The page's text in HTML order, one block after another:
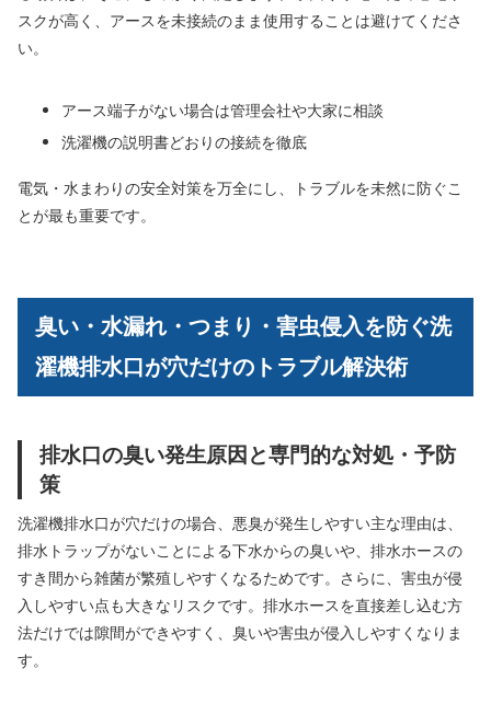
スクが高く、アースを未接続のまま使用することは避けてくださ
い。
アース端子がない場合は管理会社や大家に相談
洗濯機の説明書どおりの接続を徹底
電気・水まわりの安全対策を万全にし、トラブルを未然に防ぐこ
とが最も重要です。
臭い・水漏れ・つまり・害虫侵入を防ぐ洗
濯機排水口が穴だけのトラブル解決術
排水口の臭い発生原因と専門的な対処・予防
策
洗濯機排水口が穴だけの場合、悪臭が発生しやすい主な理由は、
排水トラップがないことによる下水からの臭いや、排水ホースの
すき間から雑菌が繁殖しやすくなるためです。さらに、害虫が侵
入しやすい点も大きなリスクです。排水ホースを直接差し込む方
法だけでは隙間ができやすく、臭いや害虫が侵入しやすくなりま
す。